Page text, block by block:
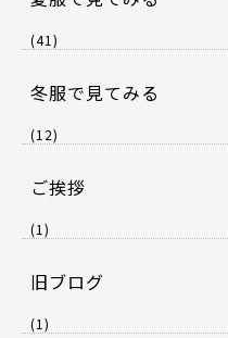
(41)
冬服で見てみる
(12)
ご挨拶
(1)
旧ブログ
(1)